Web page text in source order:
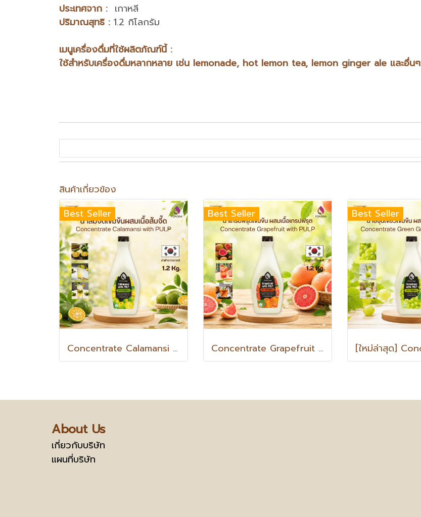
ประเทศจาก : เกาหลี
ปริมาณสุทธิ : 1.2 กิโลกรัม
เมนูเครื่องดื่มที่ใช้ผลิตภัณฑ์นี้ :
ใช้สำหรับเครื่องดื่มหลากหลาย เช่น lemonade, hot lemon tea, lemon ginger ale และอื่นๆ
สินค้าเกี่ยวข้อง
Best Seller
Concentrate Calamansi with PULP คาลามันซี น้ำส้มจี๊ดเข้มข้น ผสมเนื้อส้มจี๊ด 1.2 kg
Best Seller
Concentrate Grapefruit with PULP เกรปฟรุต วิท พัลพ์ น้ำเกรปฟรุตเข้มข้นผสมเนื้อเกรปฟรุต 1.2 Kg.
Best Seller
About Us
เกี่ยวกับบริษัท
แผนที่บริษัท